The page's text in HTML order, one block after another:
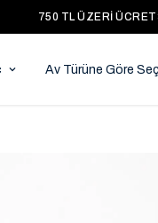
750 TL ÜZERI
Av Türüne Göre Seç